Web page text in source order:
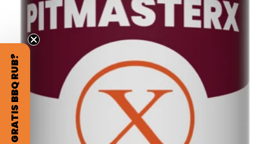
GRATIS BBQ RUB?